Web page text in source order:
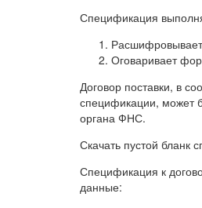
Спецификация
Расшифровывает
Оговаривает
Договор поставки, в
спецификации, может
органа ФНС.
Скачать пустой бланк
Спецификация к
данные: